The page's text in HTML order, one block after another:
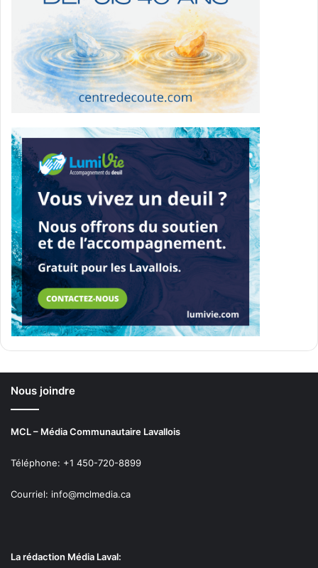
Nous joindre
MCL – Média Communautaire Lavallois
Téléphone: +1 450-720-8899
Courriel: info@mclmedia.ca
La rédaction Média Laval: